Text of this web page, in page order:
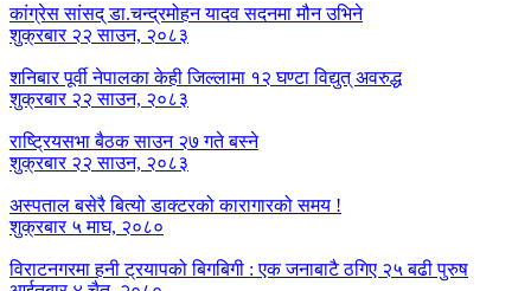
कांग्रेस सांसद् डा‍‍.चन्द्रमोहन यादव सदनमा मौन उभिने
शुक्रबार २२ साउन, २०८३
शनिबार पूर्वी नेपालका केही जिल्लामा १२ घण्टा विद्युत् अवरुद्ध
शुक्रबार २२ साउन, २०८३
राष्ट्रियसभा बैठक साउन २७ गते बस्ने
शुक्रबार २२ साउन, २०८३
अस्पताल बसेरै बित्यो डाक्टरको कारागारको समय !
शुक्रबार ५ माघ, २०८०
विराटनगरमा हनी ट्रयापको बिगबिगी : एक जनाबाटै ठगिए २५ बढी पुरुष